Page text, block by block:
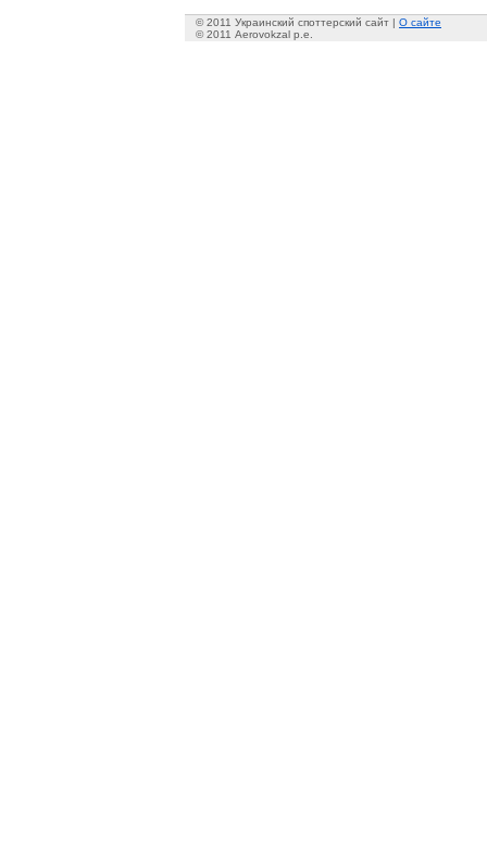
© 2011 Украинский споттерский сайт | О сайте
© 2011 Aerovokzal p.e.